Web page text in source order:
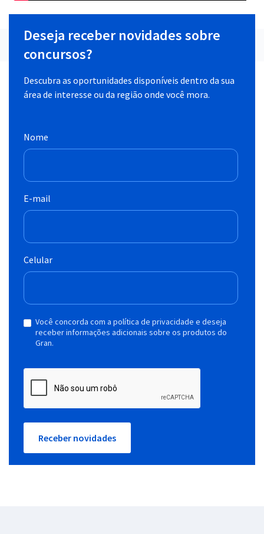
Deseja receber novidades sobre
concursos?
Descubra as oportunidades disponíveis dentro da sua
área de interesse ou da região onde você mora.
Nome
E-mail
Celular
Você concorda com a política de privacidade e deseja
receber informações adicionais sobre os produtos do
Gran.
Receber novidades